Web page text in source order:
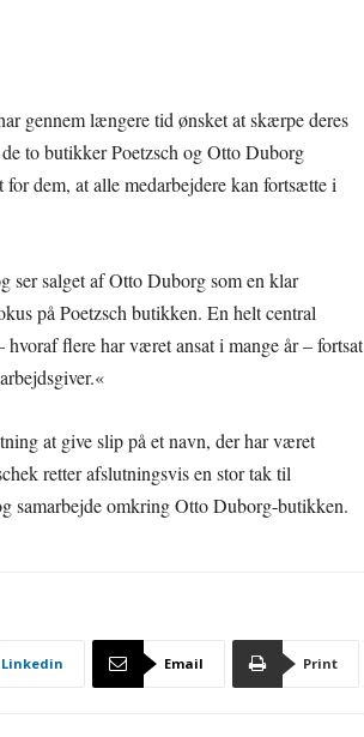
gennem længere tid ønsket at skærpe deres
to butikker Poetzsch og Otto Duborg
dem, at alle medarbejdere kan fortsætte i
ser salget af Otto Duborg som en klar
på Poetzsch butikken. En helt central
flere har været ansat i mange år – fortsat
at give slip på et navn, der har været
retter afslutningsvis en stor tak til
samarbejde omkring Otto Duborg-butikken.
Linkedin Email Print